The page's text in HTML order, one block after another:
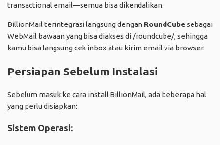
transactional email—semua bisa dikendalikan.
BillionMail terintegrasi langsung dengan RoundCubesebagai
WebMail bawaan yang bisa diakses di /roundcube/, sehingga
kamu bisa langsung cek inbox atau kirim email via browser.
Persiapan Sebelum Instalasi
Sebelum masuk ke cara install BillionMail, ada beberapa hal
yang perlu disiapkan:
Sistem Operasi: